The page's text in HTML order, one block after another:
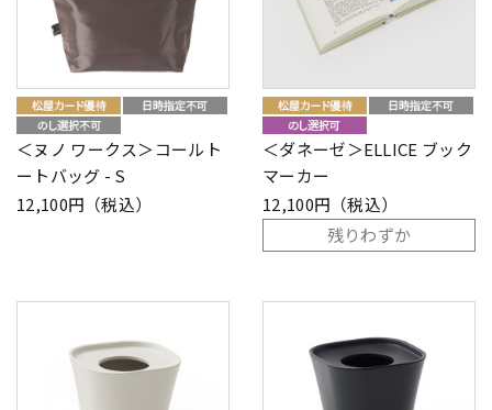
＜ヌノ ワークス＞コールト
ートバッグ - S
12,100円（税込）
＜ダネーゼ＞ELLICE ブック
マーカー
12,100円（税込）
残りわずか